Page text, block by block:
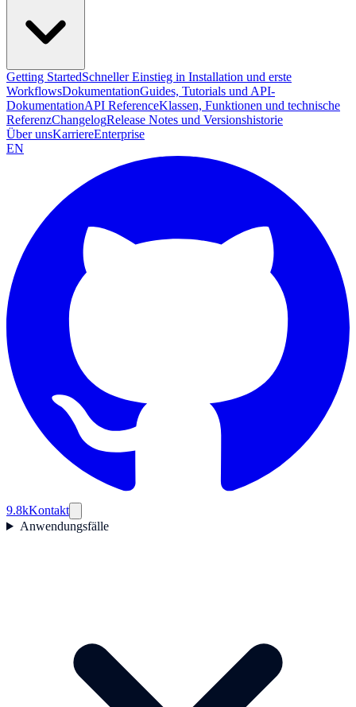
Getting StartedSchneller Einstieg in Installation und erste
WorkflowsDokumentationGuides, Tutorials und API-
DokumentationAPI ReferenceKlassen, Funktionen und technische
ReferenzChangelogRelease Notes und Versionshistorie
Über unsKarriereEnterprise
EN
9.8kKontakt
Anwendungsfälle